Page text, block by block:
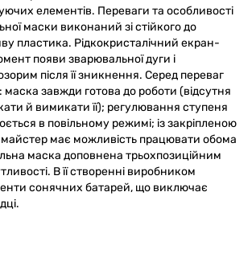
елементів. Переваги та особливості
маски виконаний зі стійкого до
пластика. Рідкокристалічний екран-
появи зварювальної дуги і
після її зникнення. Серед переваг
маска завжди готова до роботи (відсутня
й вимикати її); регулювання ступеня
в повільному режимі; із закріпленою
майстер має можливість працювати обома
маска доповнена трьохпозиційним
В її створенні виробником
сонячних батарей, що виключає